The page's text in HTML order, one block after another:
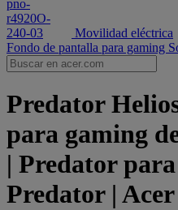
Movilidad eléctrica
Fondo de pantalla para gaming
Predator
para gaming
| Predator
Predator |